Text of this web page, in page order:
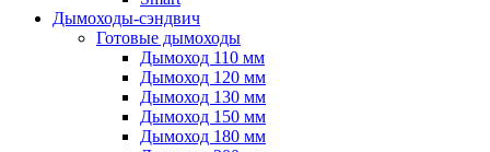
Дымоходы-сэндвич
Готовые дымоходы
Дымоход 110 мм
Дымоход 120 мм
Дымоход 130 мм
Дымоход 150 мм
Дымоход 180 мм